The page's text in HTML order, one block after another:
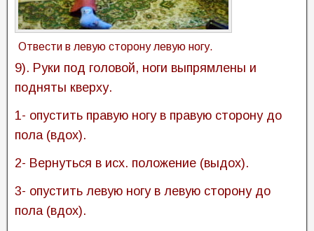
Отвести в левую сторону левую ногу.
9). Руки под головой, ноги выпрямлены и
подняты кверху.
1- опустить правую ногу в правую сторону до
пола (вдох).
2- Вернуться в исх. положение (выдох).
3- опустить левую ногу в левую сторону до
пола (вдох).